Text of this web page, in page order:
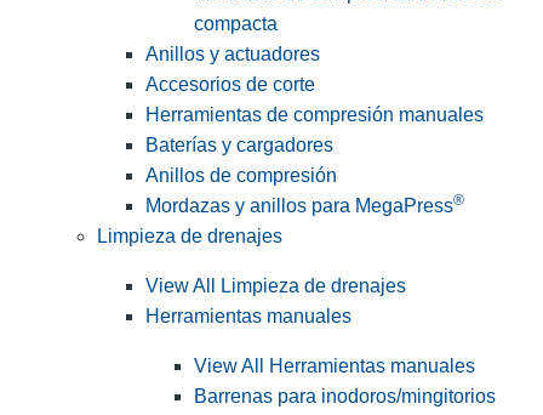
compacta
Anillos y actuadores
Accesorios de corte
Herramientas de compresión manuales
Baterías y cargadores
Anillos de compresión
Mordazas y anillos para MegaPress®
Limpieza de drenajes
View All Limpieza de drenajes
Herramientas manuales
View All Herramientas manuales
Barrenas para inodoros/mingitorios